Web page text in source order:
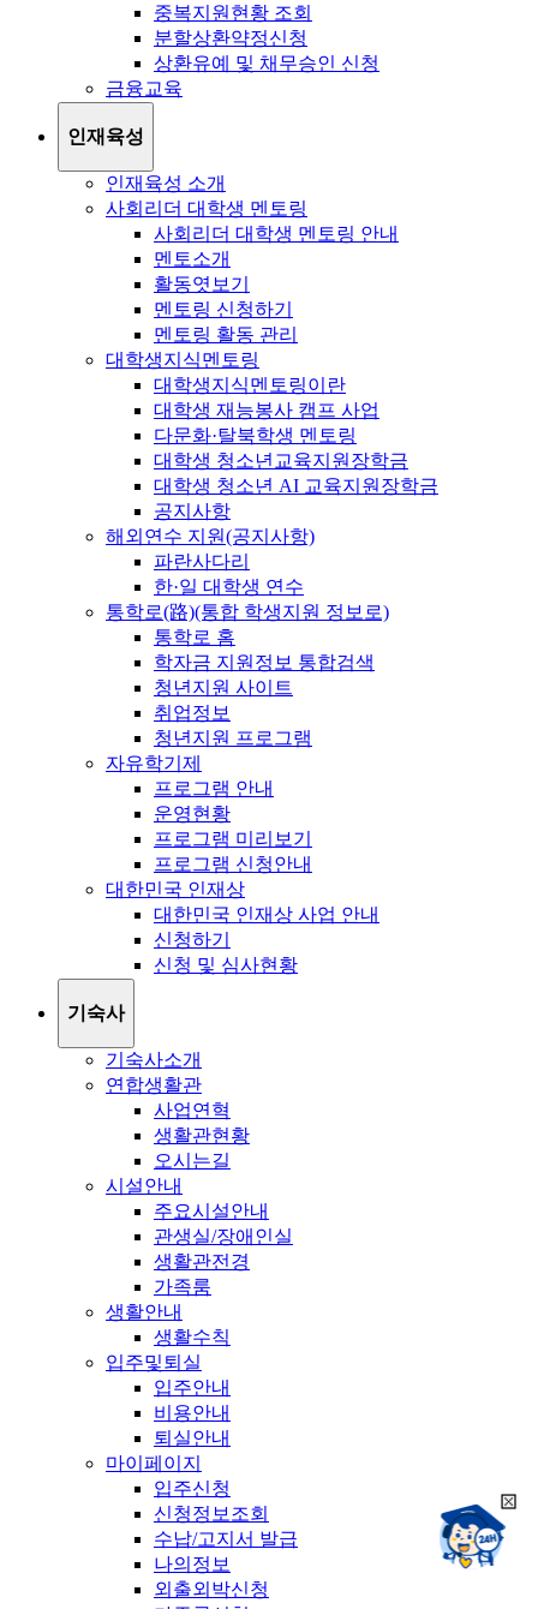
중복지원현황 조회
분할상환약정신청
상환유예 및 채무승인 신청
금융교육
인재육성
인재육성 소개
사회리더 대학생 멘토링
사회리더 대학생 멘토링 안내
멘토소개
활동엿보기
멘토링 신청하기
멘토링 활동 관리
대학생지식멘토링
대학생지식멘토링이란
대학생 재능봉사 캠프 사업
다문화·탈북학생 멘토링
대학생 청소년교육지원장학금
대학생 청소년 AI 교육지원장학금
공지사항
해외연수 지원(공지사항)
파란사다리
한·일 대학생 연수
통학로(路)(통합 학생지원 정보로)
통학로 홈
학자금 지원정보 통합검색
청년지원 사이트
취업정보
청년지원 프로그램
자유학기제
프로그램 안내
운영현황
프로그램 미리보기
프로그램 신청안내
대한민국 인재상
대한민국 인재상 사업 안내
신청하기
신청 및 심사현황
기숙사
기숙사소개
연합생활관
사업연혁
생활관현황
오시는길
시설안내
주요시설안내
관생실/장애인실
생활관전경
가족룸
생활안내
생활수칙
입주및퇴실
입주안내
비용안내
퇴실안내
마이페이지
입주신청
신청정보조회
수납/고지서 발급
나의정보
외출외박신청
챗봇상담:
24시
채팅상담:
9시~18시
희